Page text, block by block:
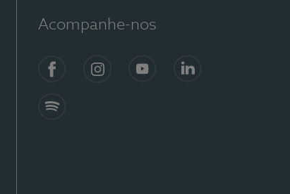
Acompanhe-nos